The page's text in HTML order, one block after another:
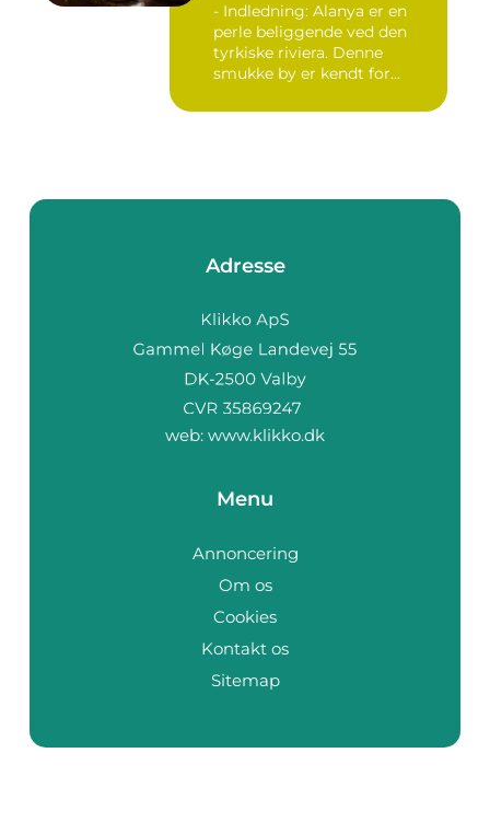
- Indledning: Alanya er en
perle beliggende ved den
tyrkiske riviera. Denne
smukke by er kendt for...
Adresse
web: www.klikko.dk
Menu
Annoncering
Om os
Cookies
Kontakt os
Sitemap